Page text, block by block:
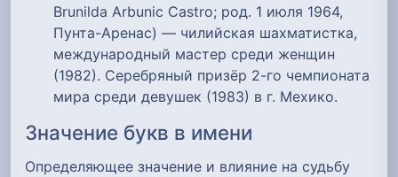
Brunilda Arbunic Castro; род. 1 июля 1964,
Пунта-Аренас) — чилийская шахматистка,
международный мастер среди женщин
(1982). Серебряный призёр 2-го чемпионата
мира среди девушек (1983) в г. Мехико.
Значение букв в имени
Определяющее значение и влияние на судьбу